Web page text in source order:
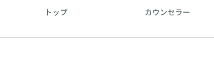
トップ カウンセラー